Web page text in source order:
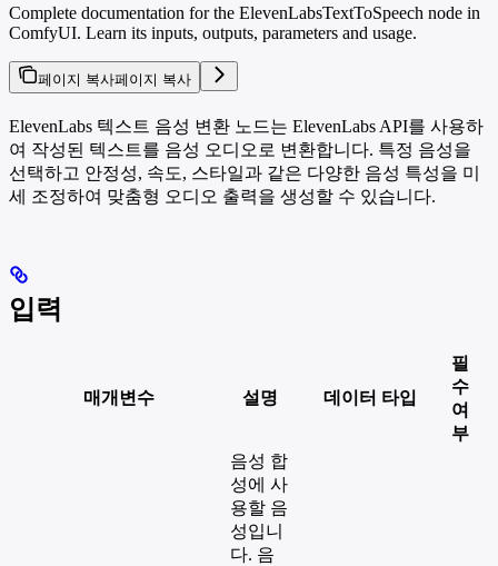
Complete documentation for the ElevenLabsTextToSpeech node in
ComfyUI. Learn its inputs, outputs, parameters and usage.
페이지 복사페이지 복사
ElevenLabs 텍스트 음성 변환 노드는 ElevenLabs API를 사용하
여 작성된 텍스트를 음성 오디오로 변환합니다. 특정 음성을
선택하고 안정성, 속도, 스타일과 같은 다양한 음성 특성을 미
세 조정하여 맞춤형 오디오 출력을 생성할 수 있습니다.
입력
매개변수 설명 데이터 타입
필
수
여
부
음성 합
성에 사
용할 음
성입니
다. 음